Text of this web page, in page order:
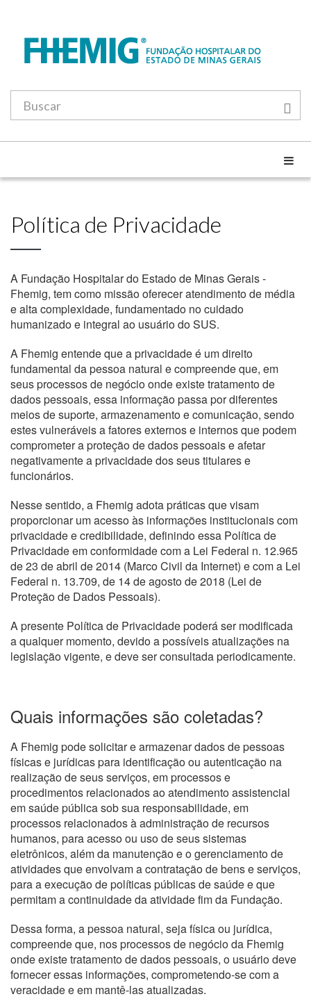
Política de Privacidade
A Fundação Hospitalar do Estado de Minas Gerais -
Fhemig, tem como missão oferecer atendimento de média
e alta complexidade, fundamentado no cuidado
humanizado e integral ao usuário do SUS.
A Fhemig entende que a privacidade é um direito
fundamental da pessoa natural e compreende que, em
seus processos de negócio onde existe tratamento de
dados pessoais, essa informação passa por diferentes
meios de suporte, armazenamento e comunicação, sendo
estes vulneráveis a fatores externos e internos que podem
comprometer a proteção de dados pessoais e afetar
negativamente a privacidade dos seus titulares e
funcionários.
Nesse sentido, a Fhemig adota práticas que visam
proporcionar um acesso às informações institucionais com
privacidade e credibilidade, definindo essa Política de
Privacidade em conformidade com a Lei Federal n. 12.965
de 23 de abril de 2014 (Marco Civil da Internet) e com a Lei
Federal n. 13.709, de 14 de agosto de 2018 (Lei de
Proteção de Dados Pessoais).
A presente Política de Privacidade poderá ser modificada
a qualquer momento, devido a possíveis atualizações na
legislação vigente, e deve ser consultada periodicamente.
Quais informações são coletadas?
A Fhemig pode solicitar e armazenar dados de pessoas
físicas e jurídicas para identificação ou autenticação na
realização de seus serviços, em processos e
procedimentos relacionados ao atendimento assistencial
em saúde pública sob sua responsabilidade, em
processos relacionados à administração de recursos
humanos, para acesso ou uso de seus sistemas
eletrônicos, além da manutenção e o gerenciamento de
atividades que envolvam a contratação de bens e serviços,
para a execução de políticas públicas de saúde e que
permitam a continuidade da atividade fim da Fundação.
Dessa forma, a pessoa natural, seja física ou jurídica,
compreende que, nos processos de negócio da Fhemig
onde existe tratamento de dados pessoais, o usuário deve
fornecer essas informações, comprometendo-se com a
veracidade e em mantê-las atualizadas.